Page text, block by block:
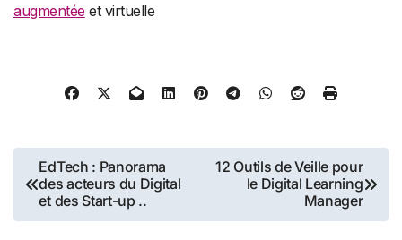
augmentée et virtuelle
Navigation
de
l’article
EdTech : Panorama
des acteurs du Digital
et des Start-up ..
12 Outils de Veille pour
le Digital Learning
Manager